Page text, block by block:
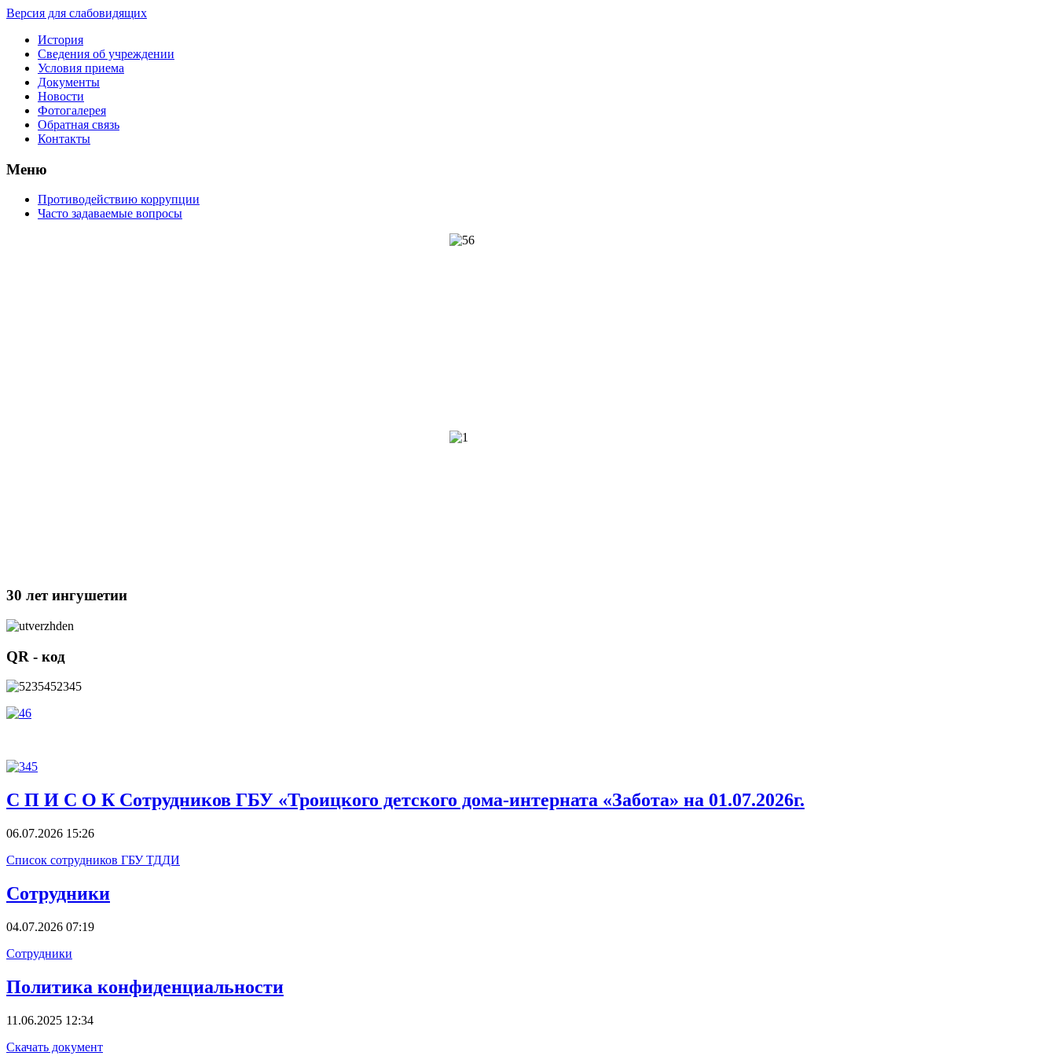
Версия для слабовидящих
История
Сведения об учреждении
Условия приема
Документы
Новости
Фотогалерея
Обратная связь
Контакты
Меню
Противодействию коррупции
Часто задаваемые вопросы
30 лет ингушетии
QR - код
С П И С О К Сотрудников ГБУ «Троицкого детского дома-интерната «Забота» на 01.07.2026г.
06.07.2026 15:26
Список сотрудников ГБУ ТДДИ
Сотрудники
04.07.2026 07:19
Сотрудники
Политика конфиденциальности
11.06.2025 12:34
Скачать документ